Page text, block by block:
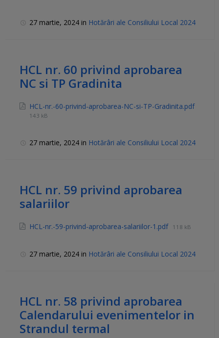
27 martie, 2024 in Hotărâri ale Consiliului Local 2024
HCL nr. 60 privind aprobarea
NC si TP Gradinita
HCL-nr.-60-privind-aprobarea-NC-si-TP-Gradinita.pdf
143 kB
27 martie, 2024 in Hotărâri ale Consiliului Local 2024
HCL nr. 59 privind aprobarea
salariilor
HCL-nr.-59-privind-aprobarea-salariilor-1.pdf 118 kB
27 martie, 2024 in Hotărâri ale Consiliului Local 2024
HCL nr. 58 privind aprobarea
Calendarului evenimentelor in
Strandul termal